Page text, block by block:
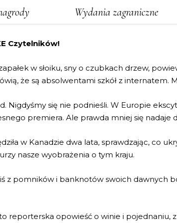
Wydania zagraniczne
Czytelników!
w słoiku, sny o czubkach drzew,
że są absolwentami szkół z internatem.
Nigdyśmy się nie podnieśli. W Europie
premiera. Ale prawda mniej się nadaje
w Kanadzie dwa lata, sprawdzając, co
nasze wyobrażenia o tym kraju.
z pomników i banknotów swoich dawnych
reporterska opowieść o winie i pojednaniu,